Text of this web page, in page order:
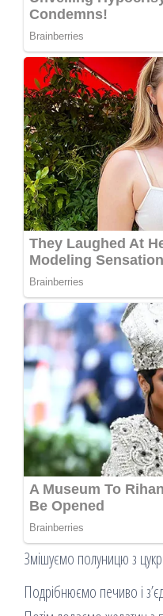
Змішуємо полуницю з
Подрібнюємо печиво і